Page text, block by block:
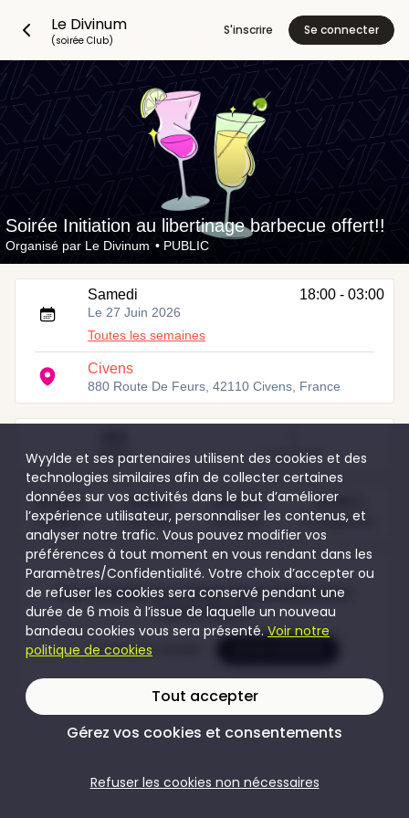
Le Divinum
(soirée Club)
S'inscrire Se connecter
Soirée Initiation au libertinage barbecue offert!!
Organisé par Le Divinum • PUBLIC
Samedi 18:00 - 03:00
Le 27 Juin 2026
Toutes les semaines
Civens
880 Route De Feurs, 42110 Civens, France
Visites Participants
40,00 €
Couples
Gratuit
Femmes
60,00 €
Hommes
30,00 €
Transgenres
Pour accéder au contenu de cet évènement
rejoins Wyylde
Je crée mon compte
Wyylde et ses partenaires utilisent des cookies et des
technologies similaires afin de collecter certaines
données sur vos activités dans le but d’améliorer
l’expérience utilisateur, personnaliser les contenus, et
analyser notre trafic. Vous pouvez modifier vos
préférences à tout moment en vous rendant dans les
Paramètres/Confidentialité. Votre choix d’accepter ou
de refuser les cookies sera conservé pendant une
durée de 6 mois à l’issue de laquelle un nouveau
bandeau cookies vous sera présenté. Voir notre
politique de cookies
Tout accepter
Gérez vos cookies et consentements
Refuser les cookies non nécessaires